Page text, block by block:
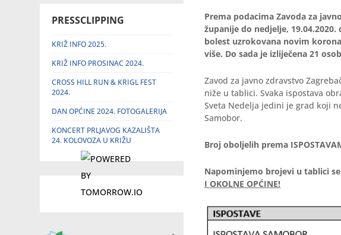
PRESSCLIPPING
KRIŽ INFO 2025.
KRIŽ INFO PROSINAC 2024.
CROSS HILL RUN & KRIGL FEST
2024.
DAN OPĆINE 2024. FOTOGALERIJA
KONCERT PRLJAVOG KAZALIŠTA
24. KOLOVOZA U KRIŽU
Prema podacima Zavoda za
županije do nedjelje,
bolest uzrokovana novim
više. Do sada je izliječena 21
Zavod za javno zdravstvo
niže u tablici. Svaka ispostava
Sveta Nedelja jedini je grad koji
Samobor.
Broj oboljelih prema
Napominjemo brojevi u tablici
I OKOLNE OPĆINE!